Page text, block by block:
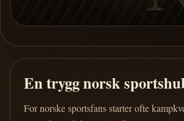
En trygg norsk
For norske sportsfans starter ofte